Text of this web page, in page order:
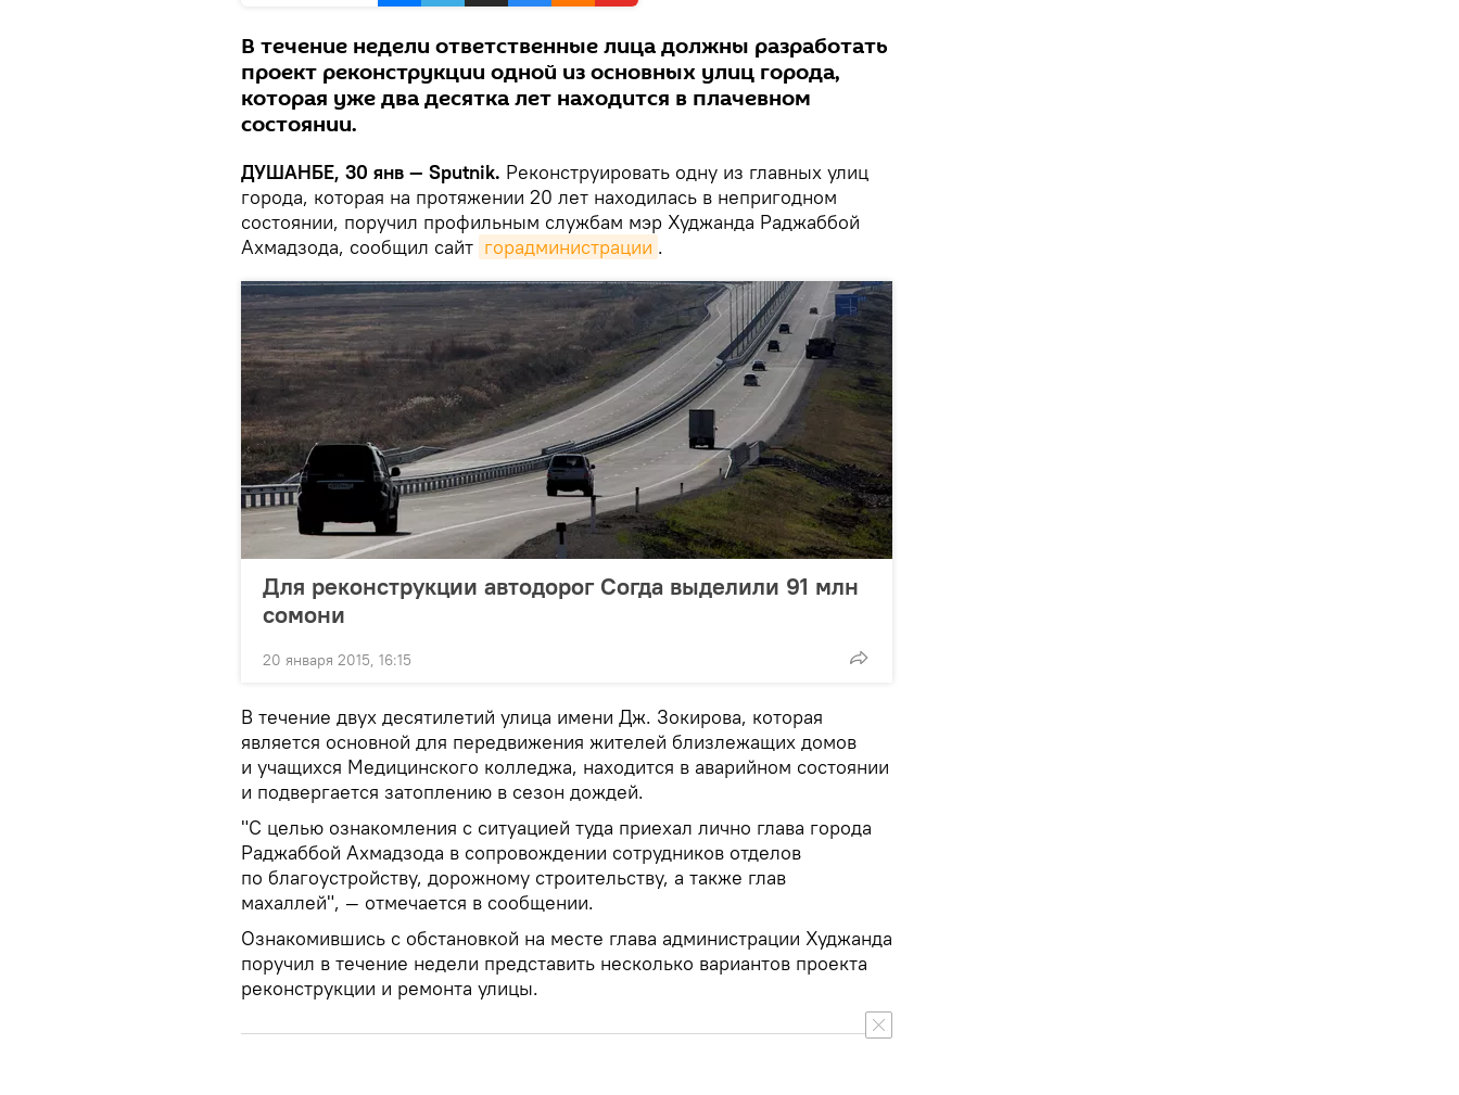
В течение недели ответственные лица должны разработать
проект реконструкции одной из основных улиц города,
которая уже два десятка лет находится в плачевном
состоянии.
ДУШАНБЕ, 30 янв — Sputnik. Реконструировать одну из главных улиц
города, которая на протяжении 20 лет находилась в непригодном
состоянии, поручил профильным службам мэр Худжанда Раджаббой
Ахмадзода, сообщил сайт горадминистрации .
Для реконструкции автодорог Согда выделили 91 млн
сомони
20 января 2015, 16:15
В течение двух десятилетий улица имени Дж. Зокирова, которая
является основной для передвижения жителей близлежащих домов
и учащихся Медицинского колледжа, находится в аварийном состоянии
и подвергается затоплению в сезон дождей.
"С целью ознакомления с ситуацией туда приехал лично глава города
Раджаббой Ахмадзода в сопровождении сотрудников отделов
по благоустройству, дорожному строительству, а также глав
махаллей", — отмечается в сообщении.
Ознакомившись с обстановкой на месте глава администрации Худжанда
поручил в течение недели представить несколько вариантов проекта
реконструкции и ремонта улицы.